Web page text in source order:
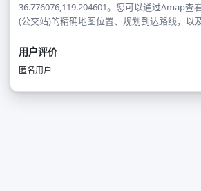
36.776076,119.204601。您可以通过Amap查
(公交站)的精确地图位置、规划到达路线，以
用户评价
匿名用户